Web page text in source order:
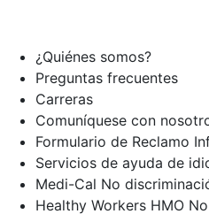
¿Quiénes somos?
Preguntas frecuentes
Carreras
Comuníquese con
Formulario de Reclamo
Servicios de ayuda de
Medi-Cal No
Healthy Workers HMO